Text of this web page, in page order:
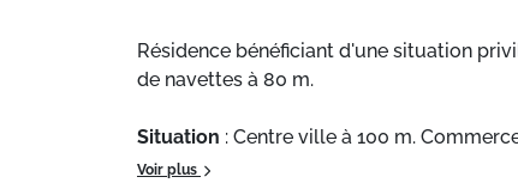
Résidence bénéficiant d'une situation
de navettes à 80 m.
Situation : Centre ville à 100 m.
Voir plus